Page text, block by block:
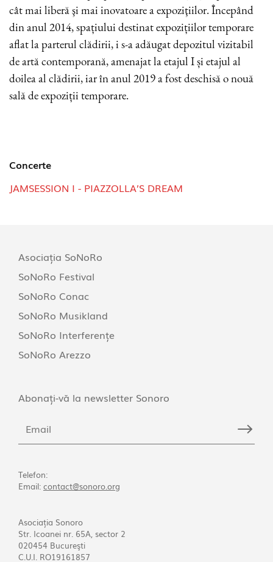
cât mai liberă şi mai inovatoare a expoziţiilor. Începând
din anul 2014, spațiului destinat expozițiilor temporare
aflat la parterul clădirii, i s-a adăugat depozitul vizitabil
de artă contemporană, amenajat la etajul I și etajul al
doilea al clădirii, iar în anul 2019 a fost deschisă o nouă
sală de expoziții temporare.
Concerte
JAMSESSION I - PIAZZOLLA’S DREAM
Asociația SoNoRo
SoNoRo Festival
SoNoRo Conac
SoNoRo Musikland
SoNoRo Interferențe
SoNoRo Arezzo
Abonați-vă la newsletter Sonoro
Telefon:
Email: contact@sonoro.org
Asociația Sonoro
Str. Icoanei nr. 65A, sector 2
020454 Bucureşti
C.U.I. RO19161857